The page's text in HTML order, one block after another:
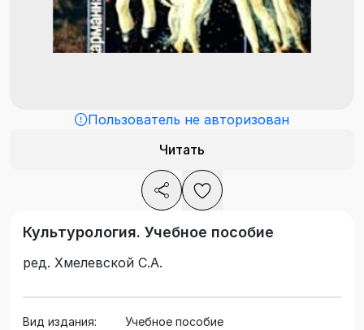
Пользователь не авторизован
Читать
Культурология. Учебное пособие
ред. Хмелевской С.А.
Вид издания:
Учебное пособие